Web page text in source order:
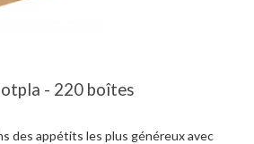
- 220 boîtes
des appétits les plus généreux avec